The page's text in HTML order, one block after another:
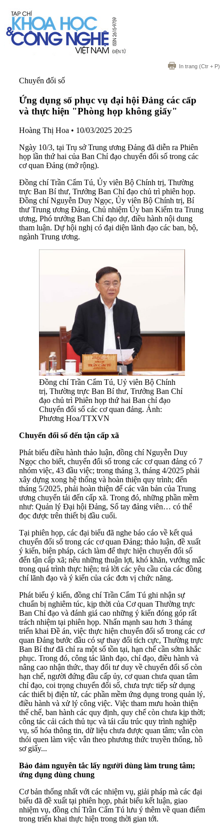
In trang (Ctr + P)
Chuyển đổi số
Ứng dụng số phục vụ đại hội Đảng các cấp
và thực hiện "Phòng họp không giấy"
Hoàng Thị Hoa • 10/03/2025 20:25
Ngày 10/3, tại Trụ sở Trung ương Đảng đã diễn ra Phiên
họp lần thứ hai của Ban Chỉ đạo chuyển đổi số trong các
cơ quan Đảng (mở rộng).
Đồng chí Trần Cẩm Tú, Ủy viên Bộ Chính trị, Thường
trực Ban Bí thư, Trưởng Ban Chỉ đạo chủ trì phiên họp.
Đồng chí Nguyễn Duy Ngọc, Ủy viên Bộ Chính trị, Bí
thư Trung ương Đảng, Chủ nhiệm Ủy ban Kiểm tra Trung
ương, Phó trưởng Ban Chỉ đạo dự, điều hành nội dung
tham luận. Dự hội nghị có đại diện lãnh đạo các ban, bộ,
ngành Trung ương.
Đồng chí Trần Cẩm Tú, Uỷ viên Bộ Chính
trị, Thường trực Ban Bí thư, Trưởng Ban Chỉ
đạo chủ trì Phiên họp thứ hai Ban chỉ đạo
Chuyển đổi số các cơ quan đảng. Ảnh:
Phương Hoa/TTXVN
Chuyển đổi số đến tận cấp xã
Phát biểu điều hành thảo luận, đồng chí Nguyễn Duy
Ngọc cho biết, chuyển đổi số trong các cơ quan đảng có 7
nhóm việc, 43 đầu việc; trong tháng 3, tháng 4/2025 phải
xây dựng xong hệ thống và hoàn thiện quy trình; đến
tháng 5/2025, phải hoàn thiện để các văn bản của Trung
ương chuyển tải đến cấp xã. Trong đó, những phần mềm
như: Quản lý Đại hội Đảng, Sổ tay đảng viên… có thể
đọc được trên thiết bị đầu cuối.
Tại phiên họp, các đại biểu đã nghe báo cáo về kết quả
chuyển đổi số trong các cơ quan Đảng; thảo luận, đề xuất
ý kiến, biện pháp, cách làm để thực hiện chuyển đổi số
đến tận cấp xã; nêu những thuận lợi, khó khăn, vướng mắc
trong quá trình thực hiện; trả lời các yêu cầu của các đồng
chí lãnh đạo và ý kiến của các đơn vị chức năng.
Phát biểu ý kiến, đồng chí Trần Cẩm Tú ghi nhận sự
chuẩn bị nghiêm túc, kịp thời của Cơ quan Thường trực
Ban Chỉ đạo và đánh giá cao những ý kiến đóng góp rất
trách nhiệm tại phiên họp. Nhấn mạnh sau hơn 3 tháng
triển khai Đề án, việc thực hiện chuyển đổi số trong các cơ
quan Đảng bước đầu có sự thay đổi tích cực, Thường trực
Ban Bí thư đã chỉ ra một số tồn tại, hạn chế cần sớm khắc
phục. Trong đó, công tác lãnh đạo, chỉ đạo, điều hành và
nâng cao nhận thức, thay đổi tư duy về chuyển đổi số còn
hạn chế, người đứng đầu cấp ủy, cơ quan chưa quan tâm
chỉ đạo, coi trọng chuyển đổi số, chưa trực tiếp sử dụng
các thiết bị điện tử, các phần mềm ứng dụng trong quản lý,
điều hành và xử lý công việc. Việc tham mưu hoàn thiện
thể chế, ban hành các quy định, quy chế còn chưa kịp thời;
công tác cải cách thủ tục và tái cấu trúc quy trình nghiệp
vụ, số hóa thông tin, dữ liệu chưa được quan tâm; vẫn còn
thói quen làm việc vẫn theo phương thức truyền thống, hồ
sơ giấy...
Bảo đảm nguyên tắc lấy người dùng làm trung tâm;
ứng dụng dùng chung
Cơ bản thống nhất với các nhiệm vụ, giải pháp mà các đại
biểu đã đề xuất tại phiên họp, phát biểu kết luận, giao
nhiệm vụ, đồng chí Trần Cẩm Tú lưu ý thêm về quan điểm
trong triển khai thực hiện trong thời gian tới.